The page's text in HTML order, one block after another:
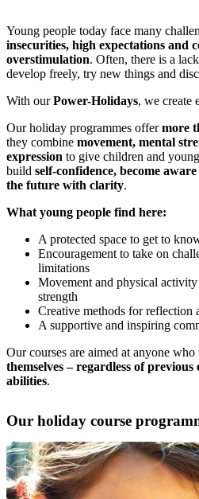
Young people today face many
insecurities, high expectations and
overstimulation. Often, there is a
develop freely, try new things and
With ourPower-Holidays, we create
Our holiday programmes offermore
they combine movement, mental
expression to give children and
build self-confidence, become
the future with clarity.
What young people find here:
A protected space to get to
Encouragement to take on
limitations
Movement and physical
strength
Creative methods for reflection
A supportive and inspiring
Our courses are aimed at anyone who
themselves – regardless of
abilities.
Our holiday course